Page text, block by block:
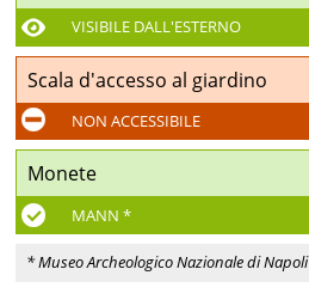
VISIBILE DALL'ESTERNO
Scala d'accesso al giardino
NON ACCESSIBILE
Monete
MANN *
* Museo Archeologico Nazionale di Napoli